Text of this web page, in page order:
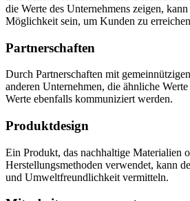
die Werte des Unternehmens zeigen,
Möglichkeit sein, um Kunden zu
Partnerschaften
Durch Partnerschaften mit
anderen Unternehmen, die ähnliche
Werte ebenfalls kommuniziert werden.
Produktdesign
Ein Produkt, das nachhaltige Materialien
Herstellungsmethoden verwendet, kann
und Umweltfreundlichkeit vermitteln.